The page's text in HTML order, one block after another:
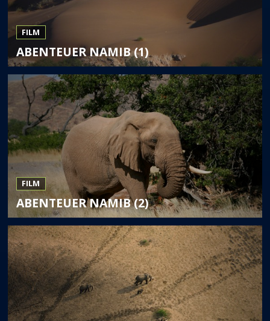
FILM
ABENTEUER NAMIB (1)
FILM
ABENTEUER NAMIB (2)